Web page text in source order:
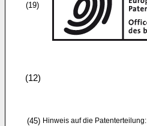
(19)
(12)
(45) Hinweis auf die Patenterteilung: